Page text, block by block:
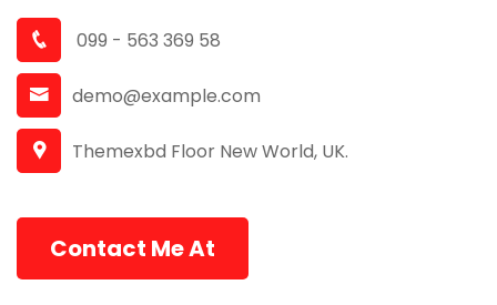
099 - 563 369 58
demo@example.com
Themexbd Floor New World, UK.
Contact Me At